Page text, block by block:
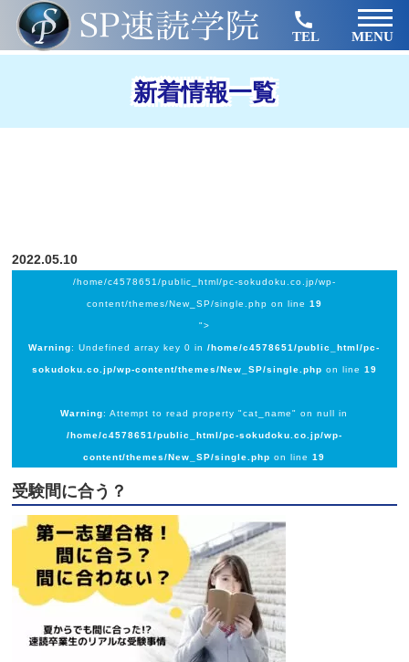
TEL MENU
新着情報一覧
2022.05.10
/home/c4578651/public_html/pc-sokudoku.co.jp/wp-
content/themes/New_SP/single.php on line 19
">
Warning : Undefined array key 0 in/home/c4578651/public_html/pc-
sokudoku.co.jp/wp-content/themes/New_SP/single.php on line 19
Warning : Attempt to read property "cat_name" on null in
/home/c4578651/public_html/pc-sokudoku.co.jp/wp-
content/themes/New_SP/single.php on line19
受験間に合う？